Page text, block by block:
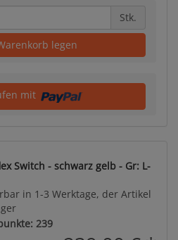
Stk.
legen
mit
Switch - schwarz gelb - Gr: L-
in 1-3 Werktage, der Artikel
239